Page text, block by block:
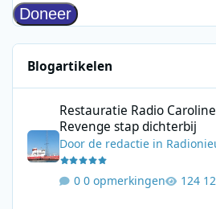
Blogartikelen
Restauratie Radio
Revenge stap dichterbij
Doorde redactie in
0 opmerkingen